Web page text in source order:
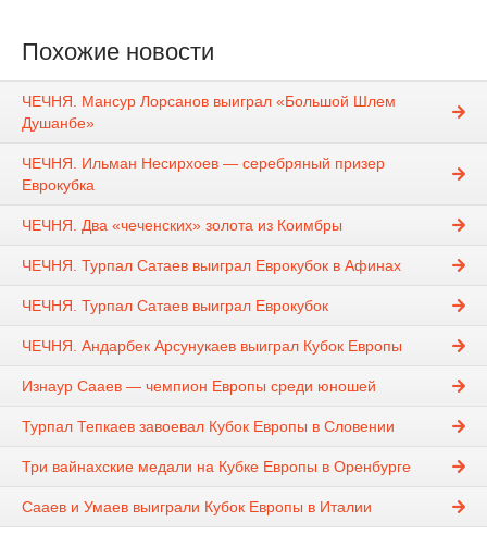
Похожие новости
ЧЕЧНЯ. Мансур Лорсанов выиграл «Большой Шлем
Душанбе»
ЧЕЧНЯ. Ильман Несирхоев — серебряный призер
Еврокубка
ЧЕЧНЯ. Два «чеченских» золота из Коимбры
ЧЕЧНЯ. Турпал Сатаев выиграл Еврокубок в Афинах
ЧЕЧНЯ. Турпал Сатаев выиграл Еврокубок
ЧЕЧНЯ. Андарбек Арсунукаев выиграл Кубок Европы
Изнаур Сааев — чемпион Европы среди юношей
Турпал Тепкаев завоевал Кубок Европы в Словении
Три вайнахские медали на Кубке Европы в Оренбурге
Сааев и Умаев выиграли Кубок Европы в Италии